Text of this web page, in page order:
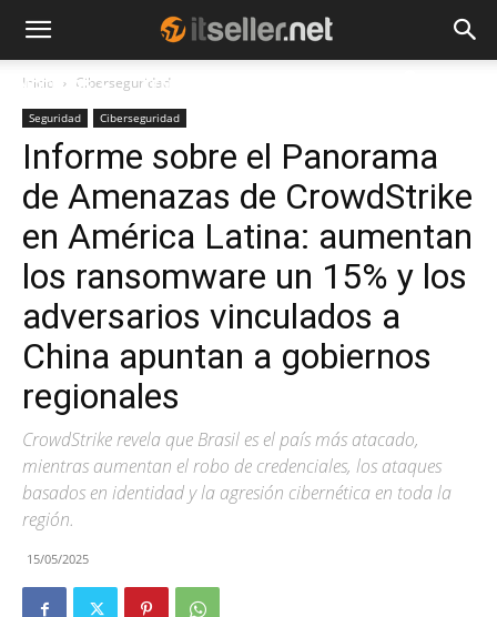
NOTICIAS TENDENCIAS
Inicio Ciberseguridad
Seguridad Ciberseguridad
Informe sobre el Panorama
de Amenazas de CrowdStrike
en América Latina: aumentan
los ransomware un 15% y los
adversarios vinculados a
China apuntan a gobiernos
regionales
CrowdStrike revela que Brasil es el país más atacado,
mientras aumentan el robo de credenciales, los ataques
basados en identidad y la agresión cibernética en toda la
región.
15/05/2025